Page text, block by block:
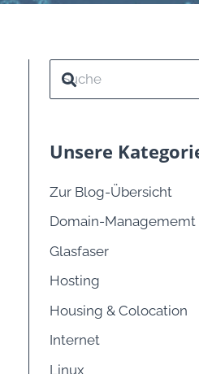
Unsere
Zur Blog-Übersicht
Domain-Managememt
Glasfaser
Hosting
Housing & Colocation
Internet
Linux